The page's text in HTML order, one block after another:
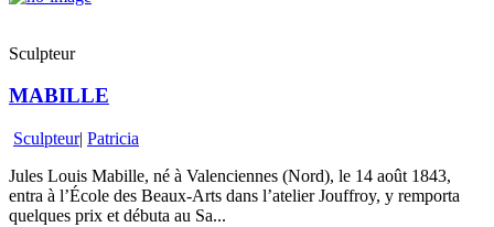
Sculpteur
MABILLE
Sculpteur| Patricia
Jules Louis Mabille, né à Valenciennes (Nord), le 14 août 1843,
entra à l’École des Beaux-Arts dans l’atelier Jouffroy, y remporta
quelques prix et débuta au Sa...